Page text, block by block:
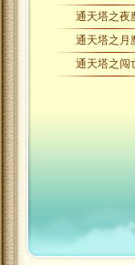
通天塔之夜
通天塔之月
通天塔之闯